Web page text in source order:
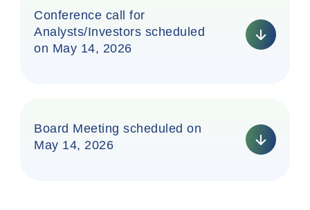
Conference call for
Analysts/Investors scheduled
on May 14, 2026
Board Meeting scheduled on
May 14, 2026